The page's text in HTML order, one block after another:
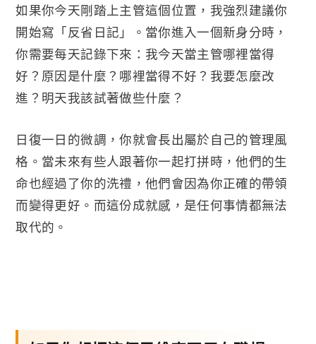
如果你今天剛踏上主管這個位置，我強烈建議你
開始寫「反省日記」。當你進入一個新身分時，
你需要每天記錄下來：我今天當主管哪裡當得
好？原因是什麼？哪裡當得不好？我要怎麼改
進？明天我該試著做些什麼？
日復一日的微調，你就會長出屬於自己的管理風
格。當未來有些人跟著你一起打拼時，他們的生
命也經過了你的洗禮，他們會因為你正確的帶領
而變得更好。而這份成就感，是任何事情都無法
取代的。